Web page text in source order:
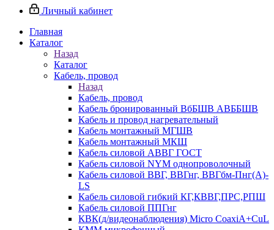
Личный кабинет
Главная
Каталог
Назад
Каталог
Кабель, провод
Назад
Кабель, провод
Кабель бронированный ВбБШВ АВББШВ
Кабель и провод нагревательный
Кабель монтажный МГШВ
Кабель монтажный МКШ
Кабель силовой АВВГ ГОСТ
Кабель силовой NYM однопроволочный
Кабель силовой ВВГ, ВВГнг, ВВГбм-Пнг(А)-
LS
Кабель силовой гибкий КГ,КВВГ,ПРС,РПШ
Кабель силовой ППГнг
КВК(д/видеонаблюдения) Micro CoaxiA+CuL